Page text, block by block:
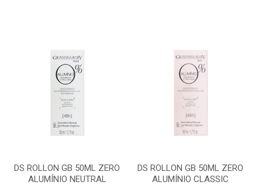
DS ROLLON GB 50ML ZERO
ALUMÍNIO NEUTRAL
DS ROLLON GB 50ML ZERO
ALUMÍNIO CLASSIC